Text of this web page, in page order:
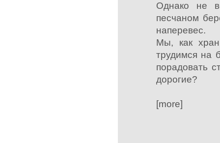
Однако не
песчаном
наперевес.
Мы, как
трудимся на
порадовать
дорогие?
[more]